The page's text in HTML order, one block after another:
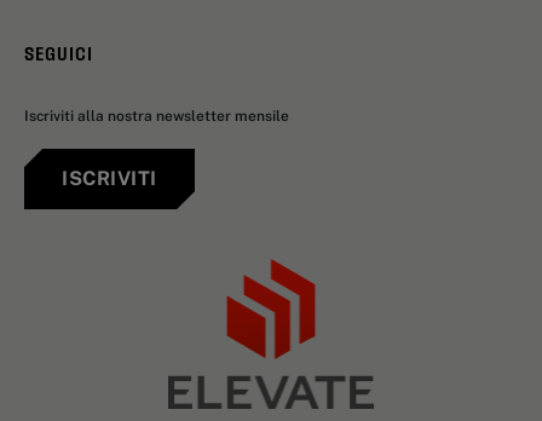
SEGUICI
Iscriviti alla nostra newsletter mensile
ISCRIVITI